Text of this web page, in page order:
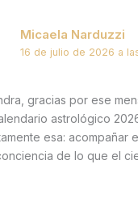
Micaela Narduzzi
16 de julio de 2026 a
gracias por ese
astrológico
esa: acompañar
de lo que el